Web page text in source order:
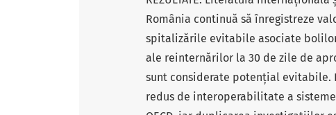
România continuă să înregistreze
spitalizările evitabile asociate
ale reinternărilor la 30 de zile de
sunt considerate potențial evitabile.
redus de interoperabilitate a